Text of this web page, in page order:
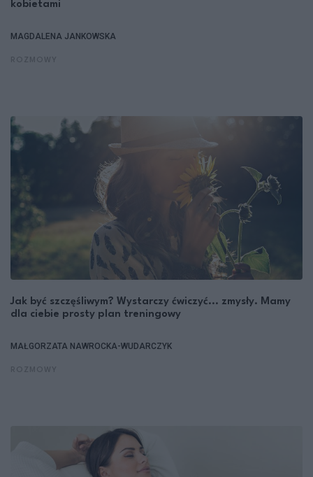
kobietami
MAGDALENA JANKOWSKA
Jak być szczęśliwym? Wystarczy ćwiczyć... zmysły. Mamy
dla ciebie prosty plan treningowy
MAŁGORZATA NAWROCKA-WUDARCZYK